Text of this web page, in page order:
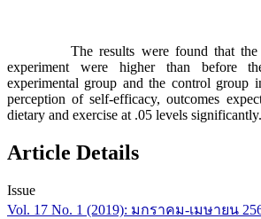
The results were found that the
experiment were higher than before
experimental group and the control group
perception of self-efficacy, outcomes
dietary and exercise at .05 levels significantly.
Article Details
Issue
Vol. 17 No. 1 (2019): มกราคม-เมษายน